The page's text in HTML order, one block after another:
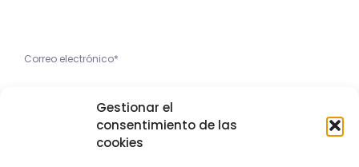
Gestionar el
consentimiento de las
cookies
Política de Privacidad
Apúntame